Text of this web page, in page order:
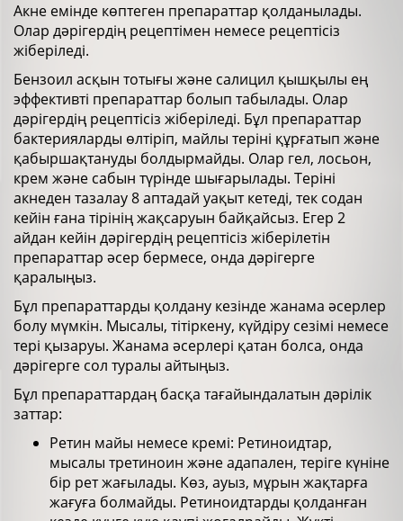
Акне емінде көптеген препараттар қолданылады.
Олар дәрігердің рецептімен немесе рецептісіз
жіберіледі.
Бензоил асқын тотығы және салицил қышқылы ең
эффективті препараттар болып табылады. Олар
дәрігердің рецептісіз жіберіледі. Бұл препараттар
бактерияларды өлтіріп, майлы теріні құрғатып және
қабыршақтануды болдырмайды. Олар гел, лосьон,
крем және сабын түрінде шығарылады. Теріні
акнеден тазалау 8 аптадай уақыт кетеді, тек содан
кейін ғана тірінің жақсаруын байқайсыз. Егер 2
айдан кейін дәрігердің рецептісіз жіберілетін
препараттар әсер бермесе, онда дәрігерге
қаралыңыз.
Бұл препараттарды қолдану кезінде жанама әсерлер
болу мүмкін. Мысалы, тітіркену, күйдіру сезімі немесе
тері қызаруы. Жанама әсерлері қатан болса, онда
дәрігерге сол туралы айтыңыз.
Бұл препараттардаң басқа тағайындалатын дәрілік
заттар:
Ретин майы немесе кремі: Ретиноидтар,
мысалы третиноин және адапален, теріге күніне
бір рет жағылады. Көз, ауыз, мұрын жақтарға
жағуға болмайды. Ретиноидтарды қолданған